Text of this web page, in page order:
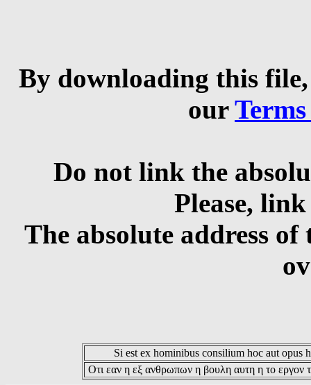
By downloading this
our
Do not link the
Please,
The absolute address
Si est ex hominibus consilium hoc aut opus
Οτι εαν η εξ ανθρωπων η βουλη αυτη η το εργον